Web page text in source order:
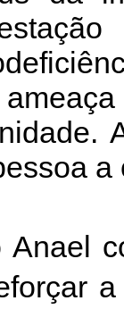
Anael